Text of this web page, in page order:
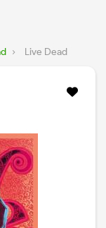
› Live Dead